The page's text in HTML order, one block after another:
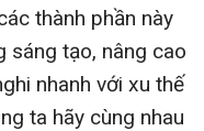
thành phần này
sáng tạo, nâng cao
nhanh với xu thế
ta hãy cùng nhau